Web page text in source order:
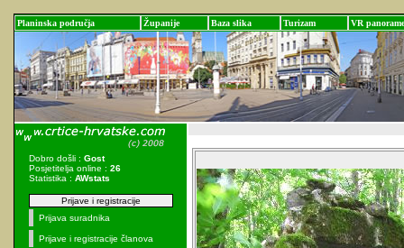
Planinska područja Županije Baza slika Turizam VR panorame
Dobro došli : Gost
Posjetitelja online : 26
Statistika : AWstats
Prijave i registracije
Prijava suradnika
Prijave i registracije članova